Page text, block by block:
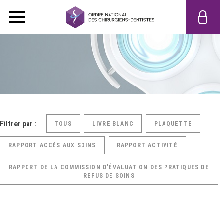
Filtrer par : TOUS LIVRE BLANC PLAQUETTE
RAPPORT ACCÈS AUX SOINS RAPPORT ACTIVITÉ
RAPPORT DE LA COMMISSION D’ÉVALUATION DES PRATIQUES DE
REFUS DE SOINS